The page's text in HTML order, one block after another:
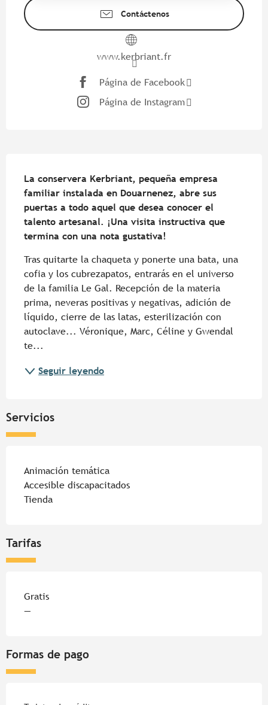
Contáctenos
www.kerbriant.fr
Página de Facebook
Página de Instagram
La conservera Kerbriant, pequeña empresa
familiar instalada en Douarnenez, abre sus
puertas a todo aquel que desea conocer el
talento artesanal. ¡Una visita instructiva que
termina con una nota gustativa!
Tras quitarte la chaqueta y ponerte una bata, una
cofia y los cubrezapatos, entrarás en el universo
de la familia Le Gal. Recepción de la materia
prima, neveras positivas y negativas, adición de
líquido, cierre de las latas, esterilización con
autoclave... Véronique, Marc, Céline y Gwendal
te...
Seguir leyendo
Servicios
Animación temática
Accesible discapacitados
Tienda
Tarifas
Tarifas 2026
Gratis
—
Formas de pago